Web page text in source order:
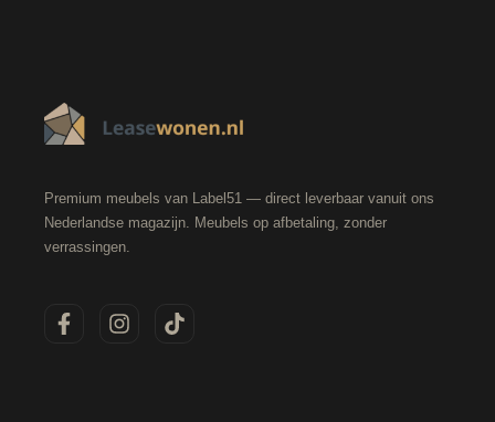
Premium meubels van Label51 — direct leverbaar vanuit ons
Nederlandse magazijn. Meubels op afbetaling, zonder
verrassingen.